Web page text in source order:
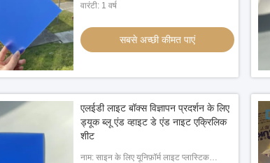
ऐक्रेलिक शीट
वारंटी: 1 वर्ष
सबसे अच्छी कीमत पाएं
एलईडी लाइट बॉक्स विज्ञापन प्रदर्शन के लिए
ड्यूक ब्लू एंड व्हाइट डे एंड नाइट एक्रिलिक
शीट
नाम: साइन के लिए यूनिफ़ॉर्म लाइट प्लास्टिक